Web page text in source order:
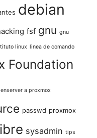
debian
fsf gnu gnu
linux linea de comando
Foundation
a proxmox
passwd proxmox
sysadmin tips